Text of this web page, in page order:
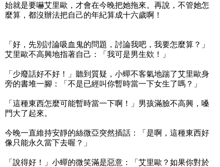
始就是要嚇艾里歐，才會在今晚把她拖來。再說，不管她怎
麼算，都沒辦法把自己的年紀算成十六歲啊！
「好，先別討論吸血鬼的問題，討論我吧，我要怎麼算？」
艾里歐不高興地指著自己：「我可是男生欸！」
「少廢話好不好！」聽到質疑，小蟬不客氣地踹了艾里歐身
旁的書堆一腳：「不是已經叫你暫時當一下女生了嗎？」
「這種東西怎麼可能暫時當一下啊！」男孩滿臉不高興，嗓
門大了起來。
今晚一直維持安靜的絲微亞突然插話：「是啊，這種東西好
像只能永久當下去喔？」
「說得好！」小蟬的微笑滿是惡意：「艾里歐？如果你對於